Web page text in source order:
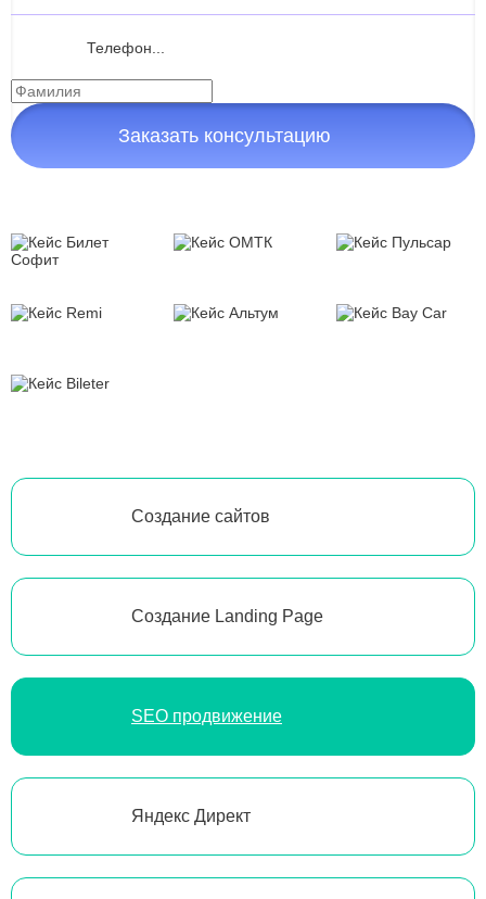
Заказать консультацию
Создание сайтов
Создание Landing Page
SEO продвижение
Яндекс Директ